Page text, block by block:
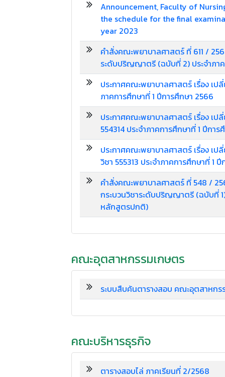
Announcement, Faculty of
the schedule for the final
year 2023
คำสั่งคณะพยาบาลศาสตร์ ที่ 611 /
ระดับปริญญาตรี (ฉบับที่ 2) ประจำภา
ประกาศคณะพยาบาลศาสตร์ เรื่อง เป
ภาคการศึกษาที่ 1 ปีการศึกษา 2566
ประกาศคณะพยาบาลศาสตร์ เรื่อง เ
554314 ประจำภาคการศึกษาที่ 1 ปีกา
ประกาศคณะพยาบาลศาสตร์ เรื่อง เ
วิชา 555313 ประจำภาคการศึกษาที่ 1
คำสั่งคณะพยาบาลศาสตร์ ที่ 548 /
กระบวนวิชาระดับปริญญาตรี (ฉบับที่
หลักสูตรปกติ)
คณะอุตสาหกรรมเกษตร
ระบบสืบค้นตารางสอบ คณะอุตสาหกร
คณะบริหารธุรกิจ
ตารางสอบไล่ ภาคเรียนที่ 2/2568